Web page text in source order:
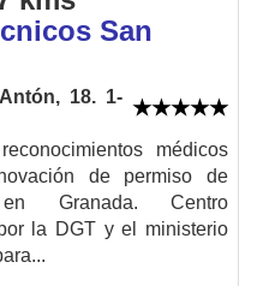
San
18. 1-
médicos
de permiso de
Granada. Centro
la DGT y el ministerio